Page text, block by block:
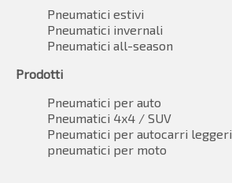
Pneumatici estivi
Pneumatici invernali
Pneumatici all-season
Prodotti
Pneumatici per auto
Pneumatici 4x4 / SUV
Pneumatici per autocarri leggeri
pneumatici per moto